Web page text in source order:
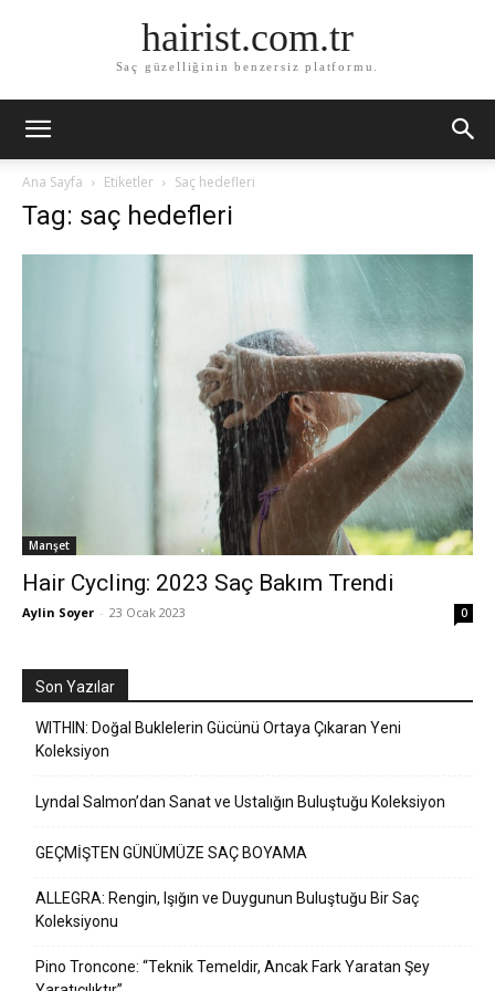
hairist.com.tr
Saç güzelliğinin benzersiz platformu.
Ana Sayfa Etiketler Saç hedefleri
Tag: saç hedefleri
Manşet
Hair Cycling: 2023 Saç Bakım Trendi
Aylin Soyer - 23 Ocak 2023 0
Son Yazılar
WITHIN: Doğal Buklelerin Gücünü Ortaya Çıkaran Yeni
Koleksiyon
Lyndal Salmon’dan Sanat ve Ustalığın Buluştuğu Koleksiyon
GEÇMİŞTEN GÜNÜMÜZE SAÇ BOYAMA
ALLEGRA: Rengin, Işığın ve Duygunun Buluştuğu Bir Saç
Koleksiyonu
Pino Troncone: “Teknik Temeldir, Ancak Fark Yaratan Şey